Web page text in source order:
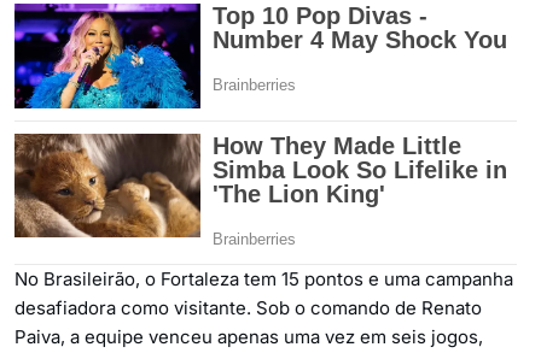
No Brasileirão, o Fortaleza tem 15 pontos e uma campanha
desafiadora como visitante. Sob o comando de Renato
Paiva, a equipe venceu apenas uma vez em seis jogos,